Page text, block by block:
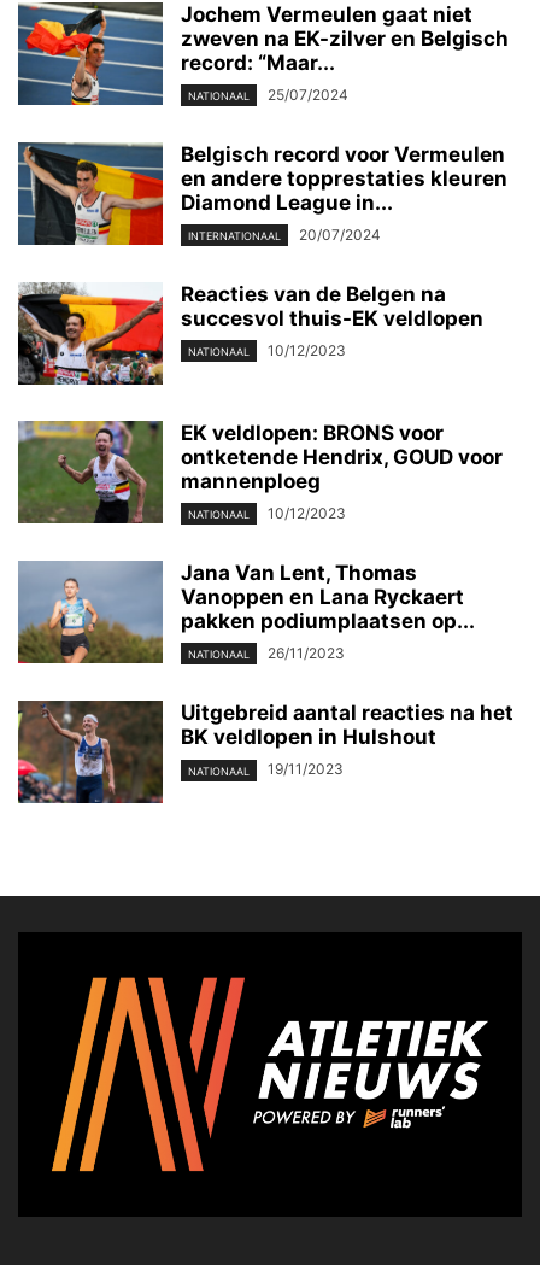
Jochem Vermeulen gaat niet
zweven na EK-zilver en Belgisch
record: “Maar...
NATIONAAL 25/07/2024
Belgisch record voor Vermeulen
en andere topprestaties kleuren
Diamond League in...
INTERNATIONAAL 20/07/2024
Reacties van de Belgen na
succesvol thuis-EK veldlopen
NATIONAAL 10/12/2023
EK veldlopen: BRONS voor
ontketende Hendrix, GOUD voor
mannenploeg
NATIONAAL 10/12/2023
Jana Van Lent, Thomas
Vanoppen en Lana Ryckaert
pakken podiumplaatsen op...
NATIONAAL 26/11/2023
Uitgebreid aantal reacties na het
BK veldlopen in Hulshout
NATIONAAL 19/11/2023